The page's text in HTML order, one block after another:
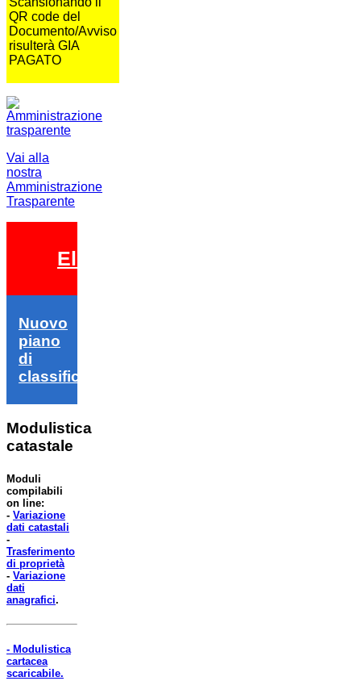
QR code del
Documento/Avviso
risulterà GIA
PAGATO
Vai alla
nostra
Amministrazione
Trasparente
Elezioni 2026
Nuovo
piano
di
classifica
Modulistica
catastale
Moduli
compilabili
on line:
- Variazione
dati catastali
-
Trasferimento
di proprietà
- Variazione
dati
anagrafici.
- Modulistica
cartacea
scaricabile.